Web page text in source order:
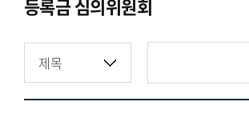
등록금 심의위원회